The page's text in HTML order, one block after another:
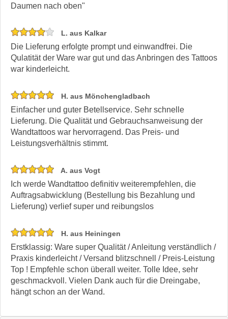
Daumen nach oben"
L. aus Kalkar
Die Lieferung erfolgte prompt und einwandfrei. Die
Qulatität der Ware war gut und das Anbringen des Tattoos
war kinderleicht.
H. aus Mönchengladbach
Einfacher und guter Betellservice. Sehr schnelle
Lieferung. Die Qualität und Gebrauchsanweisung der
Wandtattoos war hervorragend. Das Preis- und
Leistungsverhältnis stimmt.
A. aus Vogt
Ich werde Wandtattoo definitiv weiterempfehlen, die
Auftragsabwicklung (Bestellung bis Bezahlung und
Lieferung) verlief super und reibungslos
H. aus Heiningen
Erstklassig: Ware super Qualität / Anleitung verständlich /
Praxis kinderleicht / Versand blitzschnell / Preis-Leistung
Top ! Empfehle schon überall weiter. Tolle Idee, sehr
geschmackvoll. Vielen Dank auch für die Dreingabe,
hängt schon an der Wand.